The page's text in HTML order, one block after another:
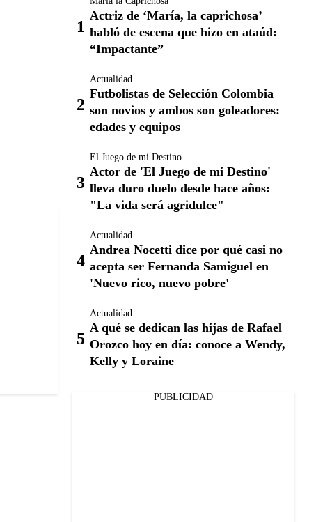
Actriz de ‘María, la caprichosa’
habló de escena que hizo en ataúd:
“Impactante”
Actualidad
Futbolistas de Selección Colombia
son novios y ambos son goleadores:
edades y equipos
El Juego de mi Destino
Actor de 'El Juego de mi Destino'
lleva duro duelo desde hace años:
"La vida será agridulce"
Actualidad
Andrea Nocetti dice por qué casi no
acepta ser Fernanda Samiguel en
'Nuevo rico, nuevo pobre'
Actualidad
A qué se dedican las hijas de Rafael
Orozco hoy en día: conoce a Wendy,
Kelly y Loraine
PUBLICIDAD